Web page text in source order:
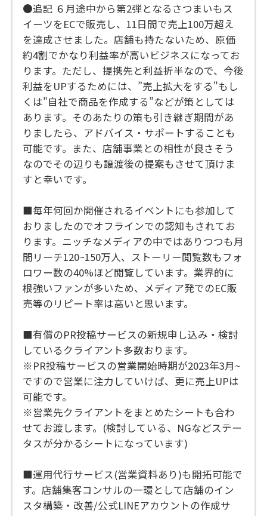
●追記 ６月途中から第2弾となるさつまいもス
イーツをECで販売し、11日間で売上100万超え
を達成させました。店舗も持たないため、原価
約4割でかなり利益率が高いビジネスになってお
ります。ただし、提携先と利益折半なので、今後
利益をUPするためには、”売上拡大をする"もし
くは"自社で商品を作成する”などが策としては
あります。そのあたりの策も引き継ぎ期間があ
りましたら、アドバイス・サポートすることも
可能です。また、店舗事業との相性が良さそう
なのでその辺りも譲渡後の提案もさせて頂けま
すと幸いです。
■毎年何回か開催されるイベントにも参加して
おりましたのでオフラインでの認知もされてお
ります。ニッチなメディアの中ではありつつも月
間リーチ120~150万人、ストーリー閲覧数もフォ
ロワー数の40%ほど閲覧しています。業界的に
根強いファンが多いため、メディア発でのEC販
売等のリピート率は高いと思います。
■有償のPR投稿サービスの新規申し込み・検討
しているクライアント多数おります。
※PR投稿サービスの営業開始時期が2023年3月~
ですので営業に注力していけば、更に売上UPは
可能です。
※営業先クライアントをまとめたシートも合わ
せてお渡します。(検討している、NGなどステー
タスが分かるシートになっています)
■運用代行サービス(営業資料あり)も開拓可能で
す。店舗集客コンサルの一環として店舗のイン
スタ構築・改善/公式LINEアカウントの作成サ